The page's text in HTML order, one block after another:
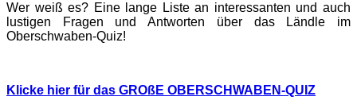
Wer weiß es? Eine lange Liste an interessanten und auch
lustigen Fragen und Antworten über das Ländle im
Oberschwaben-Quiz!
Klicke hier für das GROßE OBERSCHWABEN-QUIZ